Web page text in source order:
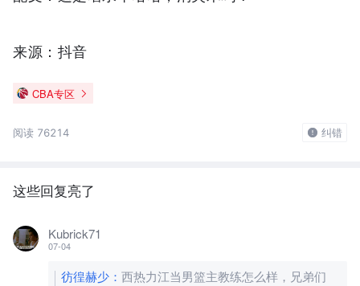
来源：抖音
CBA专区
阅读 76214 纠错
这些回复亮了
Kubrick71
07-04
彷徨赫少 ： 西热力江当男篮主教练怎么样，兄弟们